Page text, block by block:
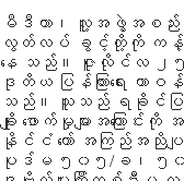
မီဒီယာ၊ လူ့အဖွဲ့အစည်
လွတ်လပ် ခွင့်တို့ကို ကန့်သ
နေ သည်။ ဇူလိုင်လ ၂၅
ဒုတိယ ပြန်ကြားရေး တ
သည်။ သူသည် ရခိုင်ပ
ချိုး ဖောက်မှုများအကြ
နိုင်ငံ တော် အကြည်အညိုပျ
ပုဒ်မ ၅၀၅/ခ၊ ၅၀